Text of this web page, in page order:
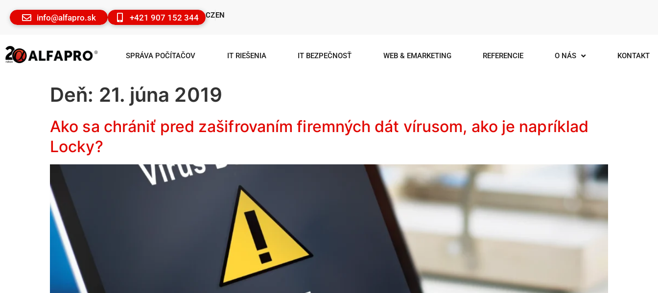
info@alfapro.sk +421 907 152 344 CZEN
SPRÁVA POČÍTAČOV IT RIEŠENIA IT BEZPEČNOSŤ WEB & EMARKETING REFERENCIE O NÁS KONTAKT
Deň: 21. júna 2019
Ako sa chrániť pred zašifrovaním firemných dát vírusom, ako je napríklad
Locky?